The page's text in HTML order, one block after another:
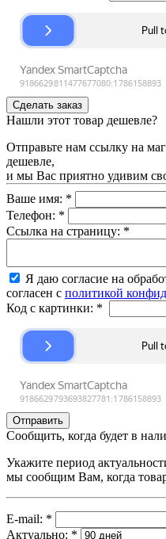
Нашли этот товар дешевле?
Отправьте нам ссылку на
дешевле,
и мы Вас приятно удивим
Ваше имя: *
Телефон: *
Ссылка на страницу: *
Я даю согласие на
согласен с политикой
Код с картинки: *
Сообщить, когда будет в
Укажите период
мы сообщим Вам, когда
E-mail: *
Актуально: *